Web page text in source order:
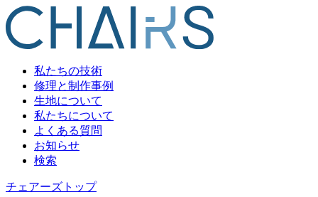
私たちの技術
修理と制作事例
生地について
私たちについて
よくある質問
お知らせ
検索
チェアーズトップ